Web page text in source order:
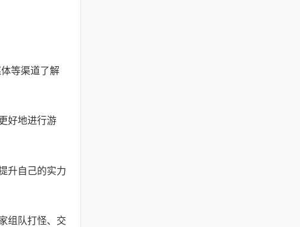
等渠道了解
好地进行游
升自己的实力
组队打怪、交